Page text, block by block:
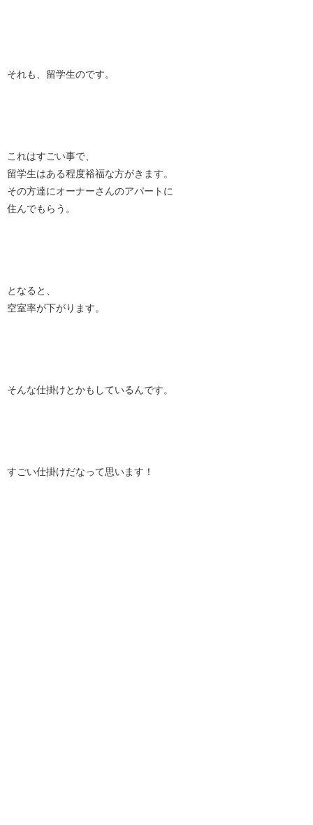
それも、留学生のです。
これはすごい事で、
留学生はある程度裕福な方がきます。
その方達にオーナーさんのアパートに
住んでもらう。
となると、
空室率が下がります。
そんな仕掛けとかもしているんです。
すごい仕掛けだなって思います！